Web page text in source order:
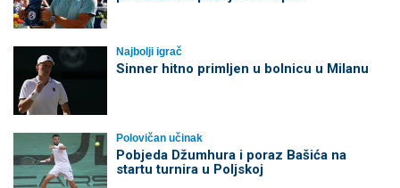
Najbolji igrač
Sinner hitno primljen u bolnicu u Milanu
Polovičan učinak
Pobjeda Džumhura i poraz Bašića na
startu turnira u Poljskoj